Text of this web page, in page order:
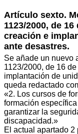
Artículo sexto.
1123/2000, de
creación e
ante desastres.
Se añade un nuevo
1123/2000, de 16
implantación de
queda redactado
«2. Los cursos de
formación
garantizar la
discapacidad.»
El actual apartado 2